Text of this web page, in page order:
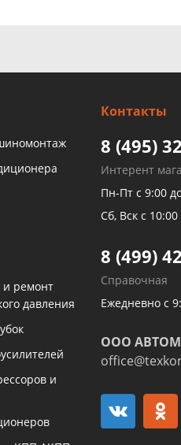
и ремонт
давления
и
Контакты
8 (495)
Интерент
Пн-Пт с 9:00
Сб, Вск с
8 (499)
Справочная
Ежедневно с
ООО